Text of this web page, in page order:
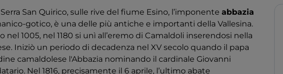
San Quirico, sulle rive del fiume Esino, l’imponente abbazia
gotico, è una delle più antiche e importanti della Vallesina.
nel 1005, nel 1180 si unì all’eremo di Camaldoli inserendosi nella
Iniziò un periodo di decadenza nel XV secolo quando il papa
camaldolese l'Abbazia nominando il cardinale Giovanni
Nel 1816, precisamente il 6 aprile, l’ultimo abate